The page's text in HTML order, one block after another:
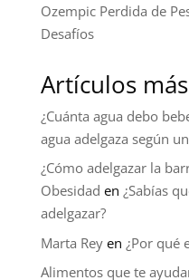
Ozempic Perdida de
Desafíos
Artículos
¿Cuánta agua debo
agua adelgaza según
¿Cómo adelgazar la
Obesidad en ¿Sabías
adelgazar?
Marta Reyen ¿Por qué
Alimentos que te